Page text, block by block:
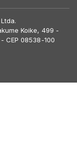
Koike, 499 -
CEP 08538-100